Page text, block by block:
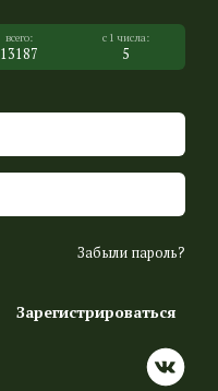
13187 5
Забыли пароль?
Зарегистрироваться